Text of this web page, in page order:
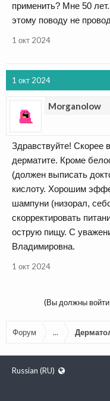
применить? Мне 50
этому поводу не
1 окт 2024
1 окт 2024
Morganolow
Здравствуйте! Скорее
дерматите. Кроме
(должен выписать
кислоту. Хорошим
шампуни (низорал,
скорректировать
острую пищу. С
Владимировна.
1 окт 2024
(Вы должны войти
Форум ...
Russian (RU)